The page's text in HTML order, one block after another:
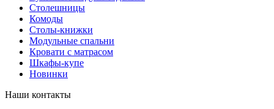
Столешницы
Комоды
Столы-книжки
Модульные спальни
Кровати с матрасом
Шкафы-купе
Новинки
Наши контакты